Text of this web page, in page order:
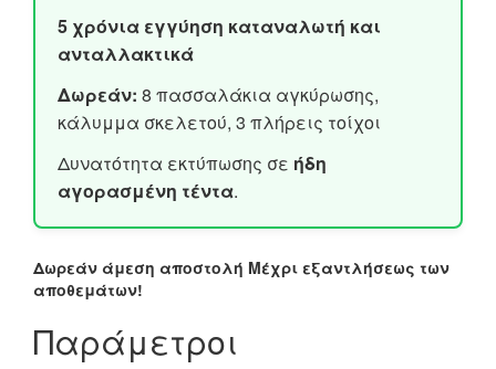
5 χρόνια εγγύηση καταναλωτή και
ανταλλακτικά
Δωρεάν: 8 πασσαλάκια αγκύρωσης,
κάλυμμα σκελετού, 3 πλήρεις τοίχοι
Δυνατότητα εκτύπωσης σε ήδη
αγορασμένη τέντα.
Δωρεάν άμεση αποστολή Μέχρι εξαντλήσεως των
αποθεμάτων!
Παράμετροι